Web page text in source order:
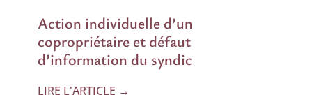
Action individuelle d’un
copropriétaire et défaut
d’information du syndic
LIRE L'ARTICLE →